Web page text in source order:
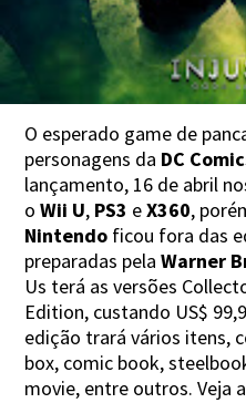
O esperado game de
personagens da DC
lançamento, 16 de abril
oWii U, PS3 eX360,
Nintendo ficou fora das
preparadas pelaWarner
Us terá as versões
Edition, custando US$
edição trará vários itens,
box, comic book,
movie, entre outros. Veja